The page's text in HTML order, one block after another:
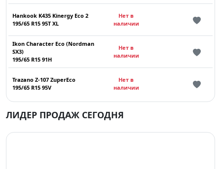
Hankook K435 Kinergy Eco 2
195/65 R15 95T XL
Нет в
наличии
Ikon Character Eco (Nordman
SX3)
195/65 R15 91H
Нет в
наличии
Trazano Z-107 ZuperEco
195/65 R15 95V
Нет в
наличии
ЛИДЕР ПРОДАЖ СЕГОДНЯ